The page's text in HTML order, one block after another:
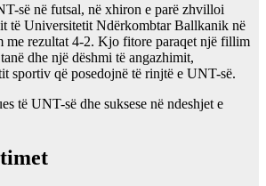
së në futsal, në xhiron e parë zhvilloi
të Universitetit Ndërkombtar Ballkanik në
me rezultat 4-2. Kjo fitore paraqet një fillim
dhe një dëshmi të angazhimit,
sportiv që posedojnë të rinjtë e UNT-së.
të UNT-së dhe suksese në ndeshjet e